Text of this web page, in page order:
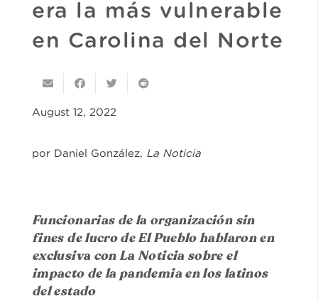
era la más vulnerable
en Carolina del Norte
August 12, 2022
por Daniel González, La Noticia
Funcionarias de la organización sin
fines de lucro de El Pueblo hablaron en
exclusiva con La Noticia sobre el
impacto de la pandemia en los latinos
del estado